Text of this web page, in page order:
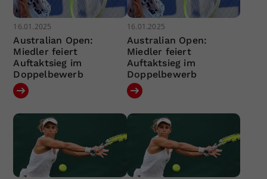
16.01.2025
Australian Open:
Miedler feiert
Auftaktsieg im
Doppelbewerb
16.01.2025
Australian Open:
Miedler feiert
Auftaktsieg im
Doppelbewerb